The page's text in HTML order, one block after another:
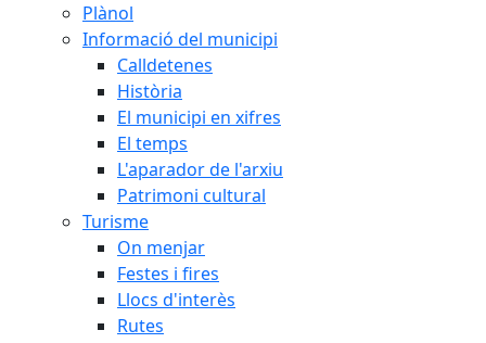
Plànol
Informació del municipi
Calldetenes
Història
El municipi en xifres
El temps
L'aparador de l'arxiu
Patrimoni cultural
Turisme
On menjar
Festes i fires
Llocs d'interès
Rutes